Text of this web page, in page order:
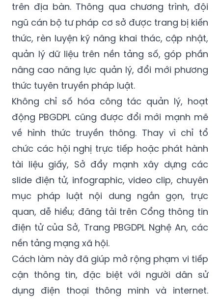
trên địa bàn. Thông qua chương trình, đội
ngũ cán bộ tư pháp cơ sở được trang bị kiến
thức, rèn luyện kỹ năng khai thác, cập nhật,
quản lý dữ liệu trên nền tảng số, góp phần
nâng cao năng lực quản lý, đổi mới phương
thức tuyên truyền pháp luật.
Không chỉ số hóa công tác quản lý, hoạt
động PBGDPL cũng được đổi mới mạnh mẽ
về hình thức truyền thông. Thay vì chỉ tổ
chức các hội nghị trực tiếp hoặc phát hành
tài liệu giấy, Sở đẩy mạnh xây dựng các
slide điện tử, infographic, video clip, chuyên
mục pháp luật nội dung ngắn gọn, trực
quan, dễ hiểu; đăng tải trên Cổng thông tin
điện tử của Sở, Trang PBGDPL Nghệ An, các
nền tảng mạng xã hội.
Cách làm này đã giúp mở rộng phạm vi tiếp
cận thông tin, đặc biệt với người dân sử
dụng điện thoại thông minh và internet.